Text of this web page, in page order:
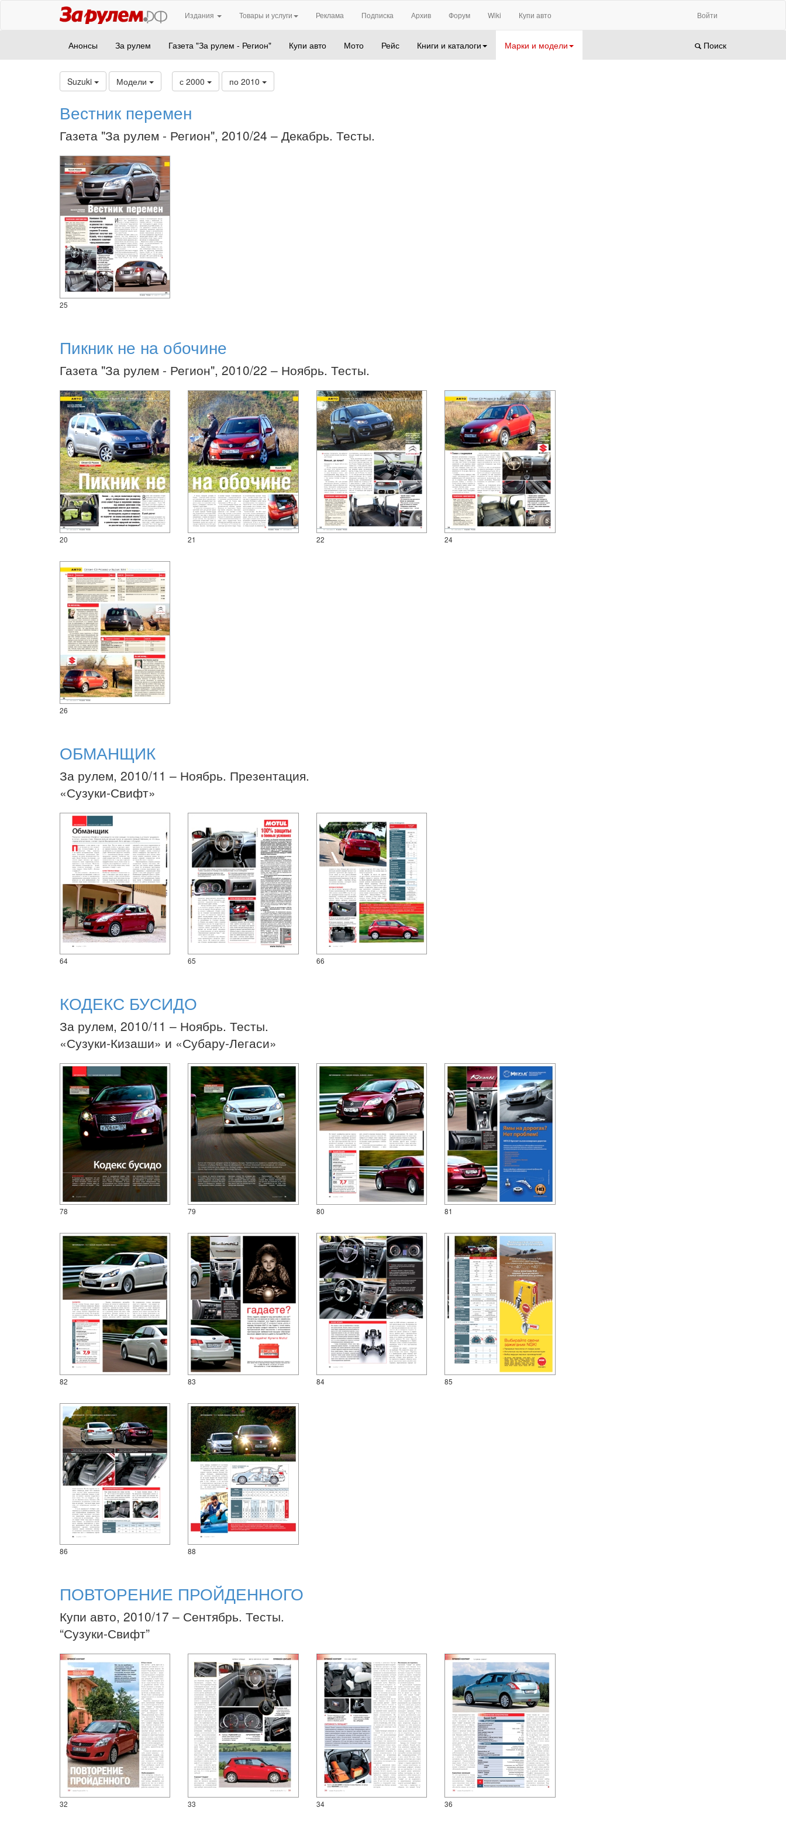
Издания Товары и услуги Реклама Подписка Архив Форум Wiki Купи авто Войти
Анонсы За рулем Газета "За рулем - Регион" Купи авто Мото Рейс Книги и каталоги Марки и модели Поиск
Suzuki Модели с 2000 по 2010
Вестник перемен
Газета "За рулем - Регион", 2010/24 – Декабрь. Тесты.
25
Пикник не на обочине
Газета "За рулем - Регион", 2010/22 – Ноябрь. Тесты.
20 21 22 24
26
ОБМАНЩИК
За рулем, 2010/11 – Ноябрь. Презентация.
«Сузуки-Свифт»
64 65 66
КОДЕКС БУСИДО
За рулем, 2010/11 – Ноябрь. Тесты.
«Сузуки-Кизаши» и «Субару-Легаси»
78 79 80 81
82 83 84 85
86 88
ПОВТОРЕНИЕ ПРОЙДЕННОГО
Купи авто, 2010/17 – Сентябрь. Тесты.
“Сузуки-Свифт”
32 33 34 36